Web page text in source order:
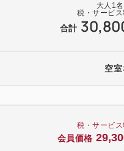
有楽町）約25分
え→JR東海道線8分→JR
大人 1名
税・サービス
合計
空
税・サービス
会員価格